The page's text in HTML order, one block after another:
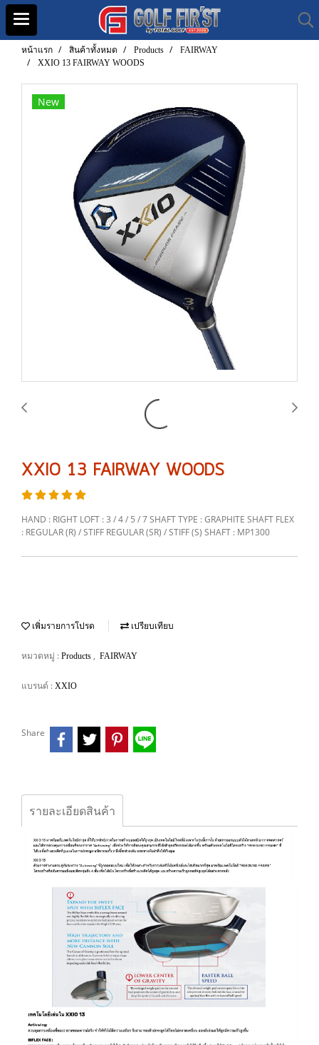
หน้าแรก สินค้าทั้งหมด Products
FAIRWAY
XXIO 13 FAIRWAY WOODS
New
XXIO 13 FAIRWAY WOODS
HAND : RIGHT LOFT : 3 / 4 / 5 / 7 SHAFT TYPE : GRAPHITE SHAFT FLEX
: REGULAR (R) / STIFF REGULAR (SR) / STIFF (S) SHAFT : MP1300
เพิ่มรายการโปรด เปรียบเทียบ
หมวดหมู่ : Products , FAIRWAY
แบรนด์ : XXIO
Share
รายละเอียดสินค้า